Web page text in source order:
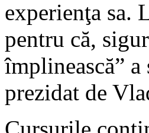
experienţa sa.
pentru că,
împlinească”
prezidat de